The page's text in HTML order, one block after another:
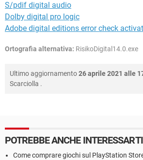
S/pdif digital audio
Dolby digital pro logic
Adobe digital editions error check
Ortografia alternativa: RisikoDigital14.0.exe
Ultimo aggiornamento26 aprile 2021 alle
Scarciolla .
POTREBBE ANCHE INTERESSARTI
Come comprare giochi sul PlayStation